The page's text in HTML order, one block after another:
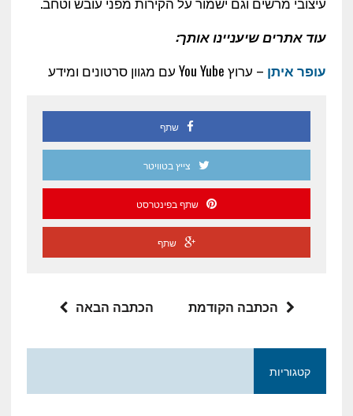
עוד אתרים שיעניינו אותך:
עופר איתן – ערוץ You Yube עם מגוון סרטונים ומידע
שתף
צייץ בטוויטר
שתף בפינטרסט
שתף
הכתבה הקודמת הכתבה הבאה
קטגוריות